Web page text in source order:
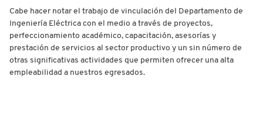
Cabe hacer notar el trabajo de vinculación del Departamento de
Ingeniería Eléctrica con el medio a través de proyectos,
perfeccionamiento académico, capacitación, asesorías y
prestación de servicios al sector productivo y un sin número de
otras significativas actividades que permiten ofrecer una alta
empleabilidad a nuestros egresados.